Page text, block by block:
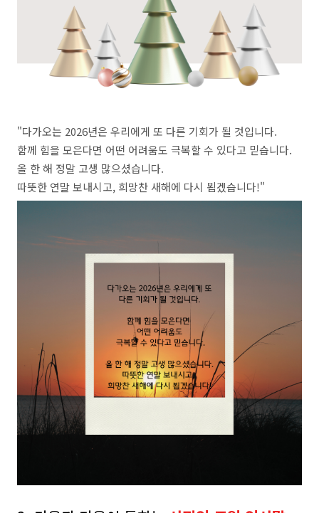
​"다가오는 2026년은 우리에게 또 다른 기회가 될 것입니다.
​함께 힘을 모은다면 어떤 어려움도 극복할 수 있다고 믿습니다.
올 한 해 정말 고생 많으셨습니다.
따뜻한 연말 보내시고, 희망찬 새해에 다시 뵙겠습니다!"